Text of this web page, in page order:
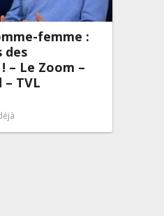
femme :
des
– Le Zoom –
– TVL